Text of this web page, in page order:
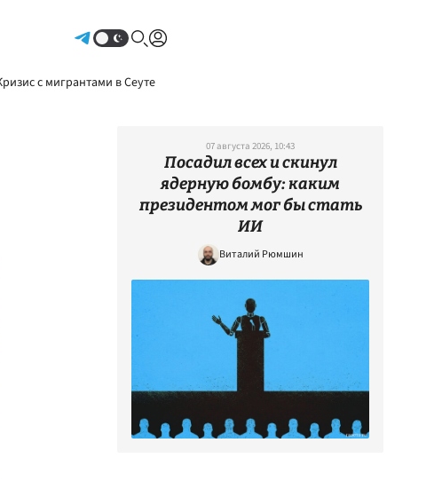
с мигрантами в Сеуте
07 августа 2026, 10:43
Посадил всех и скинул
ядерную бомбу: каким
президентом мог бы стать
ИИ
Виталий Рюмшин